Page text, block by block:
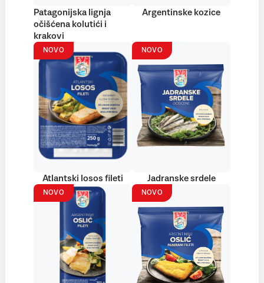
Patagonijska lignja
očišćena kolutići i
krakovi
Argentinske kozice
NOVO
Atlantski losos fileti
NOVO
Jadranske srdele
NOVO NOVO